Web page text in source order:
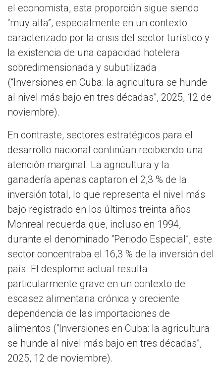
el economista, esta proporción sigue siendo
“muy alta”, especialmente en un contexto
caracterizado por la crisis del sector turístico y
la existencia de una capacidad hotelera
sobredimensionada y subutilizada
(“Inversiones en Cuba: la agricultura se hunde
al nivel más bajo en tres décadas”, 2025, 12 de
noviembre).
En contraste, sectores estratégicos para el
desarrollo nacional continúan recibiendo una
atención marginal. La agricultura y la
ganadería apenas captaron el 2,3 % de la
inversión total, lo que representa el nivel más
bajo registrado en los últimos treinta años.
Monreal recuerda que, incluso en 1994,
durante el denominado “Periodo Especial”, este
sector concentraba el 16,3 % de la inversión del
país. El desplome actual resulta
particularmente grave en un contexto de
escasez alimentaria crónica y creciente
dependencia de las importaciones de
alimentos (“Inversiones en Cuba: la agricultura
se hunde al nivel más bajo en tres décadas”,
2025, 12 de noviembre).